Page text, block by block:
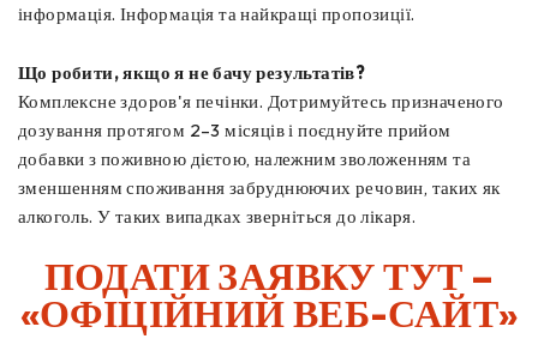
інформація. Інформація та найкращі пропозиції.
Що робити, якщо я не бачу результатів?
Комплексне здоров'я печінки. Дотримуйтесь призначеного
дозування протягом 2–3 місяців і поєднуйте прийом
добавки з поживною дієтою, належним зволоженням та
зменшенням споживання забруднюючих речовин, таких як
алкоголь. У таких випадках зверніться до лікаря.
ПОДАТИ ЗАЯВКУ ТУТ –
«ОФІЦІЙНИЙ ВЕБ-САЙТ»